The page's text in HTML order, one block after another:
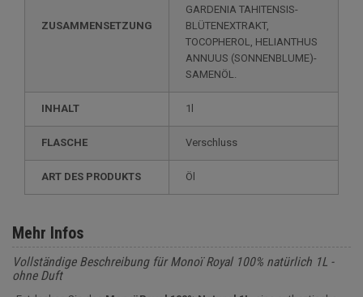
ZUSAMMENSETZUNG
GARDENIA TAHITENSIS-
BLÜTENEXTRAKT,
TOCOPHEROL, HELIANTHUS
ANNUUS (SONNENBLUME)-
SAMENÖL.
INHALT 1l
FLASCHE Verschluss
ART DES PRODUKTS Öl
Mehr Infos
Vollständige Beschreibung für Monoï Royal 100% natürlich 1L -
ohne Duft